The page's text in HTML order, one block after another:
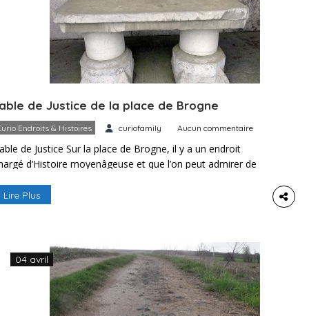
de Justice de la place de Brogne
Endroits & Histoires curiofamily Aucun commentaire
de Justice Sur la place de Brogne, il y a un endroit
d’Histoire moyenâgeuse et que l’on peut admirer de
: « Autour de cette table, au XIIe siècle, le mayeur et
Lire Plus
04 avril